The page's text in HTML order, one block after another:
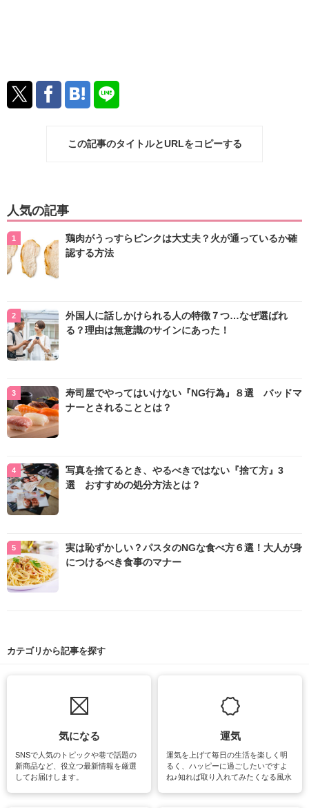
この記事のタイトルとURLをコピーする
人気の記事
鶏肉がうっすらピンクは大丈夫？火が通っているか確
認する方法
外国人に話しかけられる人の特徴７つ…なぜ選ばれ
る？理由は無意識のサインにあった！
寿司屋でやってはいけない『NG行為』８選 バッドマ
ナーとされることとは？
写真を捨てるとき、やるべきではない『捨て方』3
選 おすすめの処分方法とは？
実は恥ずかしい？パスタのNGな食べ方６選！大人が身
につけるべき食事のマナー
カテゴリから記事を探す
気になる
SNSで人気のトピックや巷で話題の
新商品など、役立つ最新情報を厳選
してお届けします。
運気
運気を上げて毎日の生活を楽しく明
るく、ハッピーに過ごしたいですよ
ね♪知れば取り入れてみたくなる風水